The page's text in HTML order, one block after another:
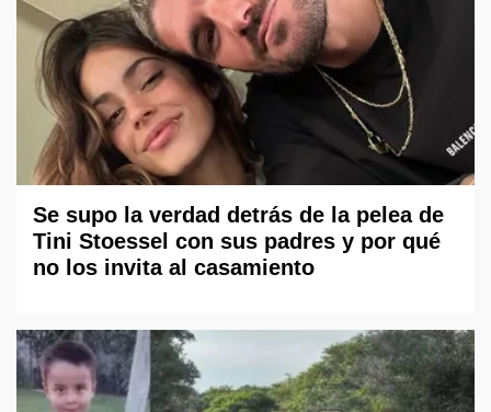
Se supo la verdad detrás de la pelea de
Tini Stoessel con sus padres y por qué
no los invita al casamiento